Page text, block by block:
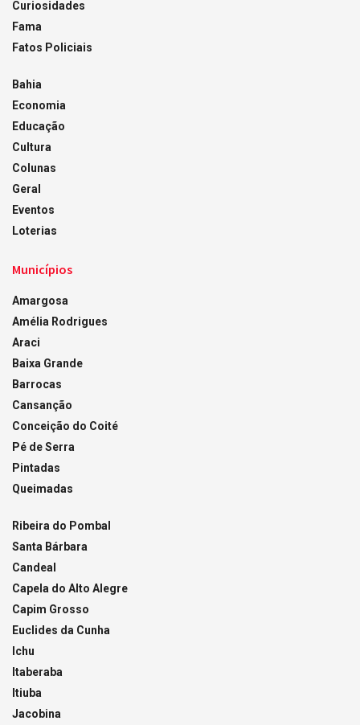
Curiosidades
Fama
Fatos Policiais
Bahia
Economia
Educação
Cultura
Colunas
Geral
Eventos
Loterias
Municípios
Amargosa
Amélia Rodrigues
Araci
Baixa Grande
Barrocas
Cansanção
Conceição do Coité
Pé de Serra
Pintadas
Queimadas
Ribeira do Pombal
Santa Bárbara
Candeal
Capela do Alto Alegre
Capim Grosso
Euclides da Cunha
Ichu
Itaberaba
Itiuba
Jacobina